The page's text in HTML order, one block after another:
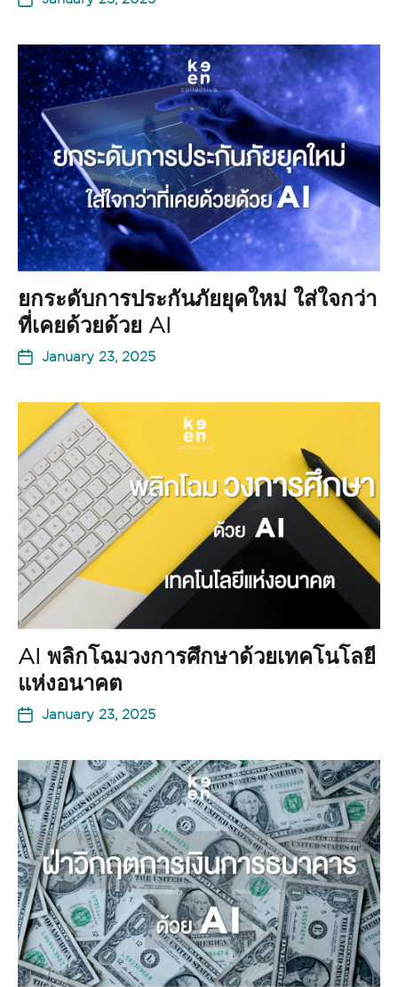
ยกระดับการประกันภัยยุคใหม่ ใส่ใจกว่า
ที่เคยด้วยด้วย AI
January 23, 2025
AI พลิกโฉมวงการศึกษาด้วยเทคโนโลยี
แห่งอนาคต
January 23, 2025